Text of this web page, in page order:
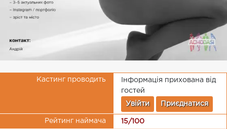
Кастинг проводить
Інформація прихована від
гостей
Увійти Приєднатися
Рейтинг наймача 15/100